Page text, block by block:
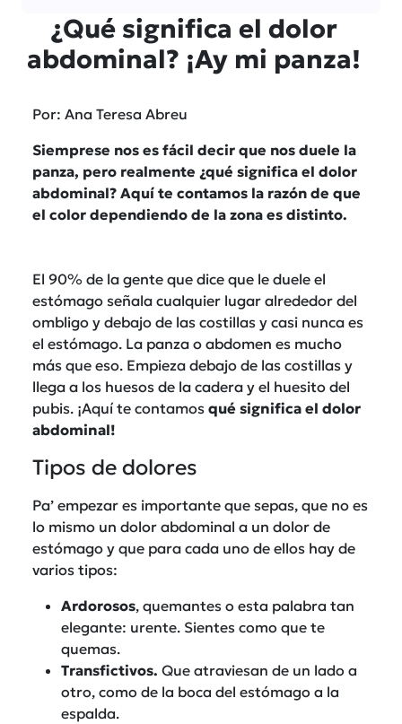
¿Qué significa el dolor
abdominal? ¡Ay mi panza!
Por: Ana Teresa Abreu
Siemprese nos es fácil decir que nos duele la
panza, pero realmente ¿qué significa el dolor
abdominal? Aquí te contamos la razón de que
el color dependiendo de la zona es distinto.
El 90% de la gente que dice que le duele el
estómago señala cualquier lugar alrededor del
ombligo y debajo de las costillas y casi nunca es
el estómago. La panza o abdomen es mucho
más que eso. Empieza debajo de las costillas y
llega a los huesos de la cadera y el huesito del
pubis. ¡Aquí te contamos qué significa el dolor
abdominal!
Tipos de dolores
Pa’ empezar es importante que sepas, que no es
lo mismo un dolor abdominal a un dolor de
estómago y que para cada uno de ellos hay de
varios tipos:
Ardorosos, quemantes o esta palabra tan
elegante: urente. Sientes como que te
quemas.
Transfictivos. Que atraviesan de un lado a
otro, como de la boca del estómago a la
espalda.